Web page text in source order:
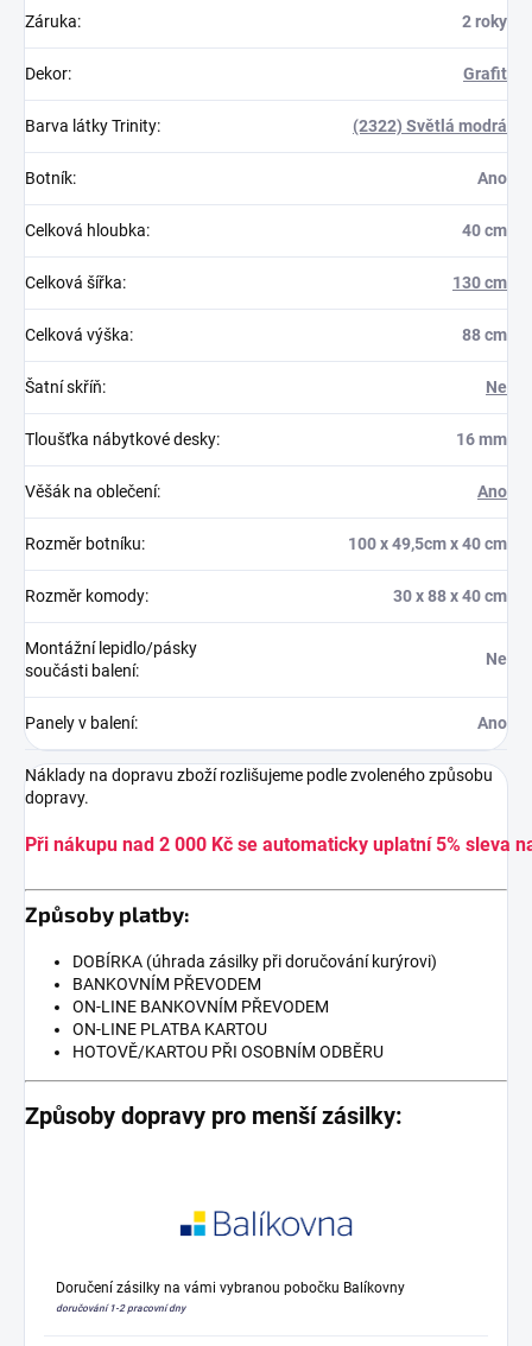
Záruka: 2 roky
Dekor: Grafit
Barva látky Trinity: (2322) Světlá modrá
Botník: Ano
Celková hloubka: 40 cm
Celková šířka: 130 cm
Celková výška: 88 cm
Šatní skříň: Ne
Tloušťka nábytkové desky: 16 mm
Věšák na oblečení: Ano
Rozměr botníku: 100 x 49,5cm x 40 cm
Rozměr komody: 30 x 88 x 40 cm
Montážní lepidlo/pásky
součásti balení:
Ne
Panely v balení: Ano
Náklady na dopravu zboží rozlišujeme podle zvoleného způsobu
dopravy.
Při nákupu nad 2 000 Kč se automaticky uplatní 5% sleva
Způsoby platby:
DOBÍRKA (úhrada zásilky při doručování kurýrovi)
BANKOVNÍM PŘEVODEM
ON-LINE BANKOVNÍM PŘEVODEM
ON-LINE PLATBA KARTOU
HOTOVĚ/KARTOU PŘI OSOBNÍM ODBĚRU
Způsoby dopravy pro menší zásilky:
Doručení zásilky na vámi vybranou pobočku Balíkovny
doručování 1-2 pracovní dny